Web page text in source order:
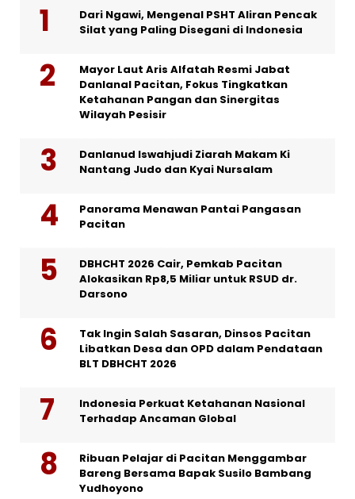
Dari Ngawi, Mengenal PSHT Aliran Pencak
Silat yang Paling Disegani di Indonesia
Mayor Laut Aris Alfatah Resmi Jabat
Danlanal Pacitan, Fokus Tingkatkan
Ketahanan Pangan dan Sinergitas
Wilayah Pesisir
Danlanud Iswahjudi Ziarah Makam Ki
Nantang Judo dan Kyai Nursalam
Panorama Menawan Pantai Pangasan
Pacitan
DBHCHT 2026 Cair, Pemkab Pacitan
Alokasikan Rp8,5 Miliar untuk RSUD dr.
Darsono
Tak Ingin Salah Sasaran, Dinsos Pacitan
Libatkan Desa dan OPD dalam Pendataan
BLT DBHCHT 2026
Indonesia Perkuat Ketahanan Nasional
Terhadap Ancaman Global
Ribuan Pelajar di Pacitan Menggambar
Bareng Bersama Bapak Susilo Bambang
Yudhoyono